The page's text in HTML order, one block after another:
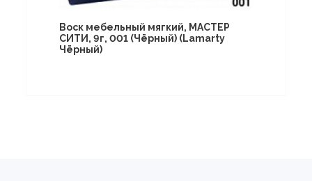
Воск мебельный мягкий, МАСТЕР
СИТИ, 9г, 001 (Чёрный) (Lamarty
Чёрный)